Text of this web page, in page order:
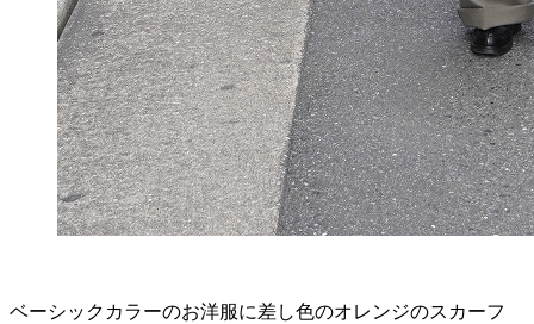
ベーシックカラーのお洋服に差し色のオレンジのスカーフ